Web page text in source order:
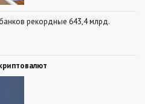
рекордные 643,4 млрд.